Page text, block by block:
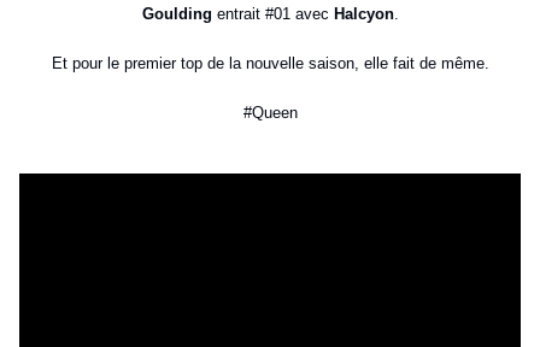
Goulding entrait #01 avec Halcyon.
Et pour le premier top de la nouvelle saison, elle fait de même.
#Queen